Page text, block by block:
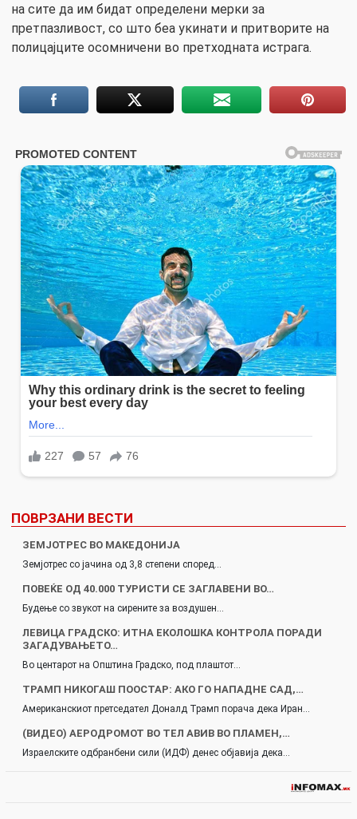
на сите да им бидат определени мерки за
претпазливост, со што беа укинати и притворите на
полицајците осомничени во претходната истрага.
ПОВРЗАНИ ВЕСТИ
ЗЕМЈОТРЕС ВО МАКЕДОНИЈА
Земјотрес со јачина од 3,8 степени според…
ПОВЕЌЕ ОД 40.000 ТУРИСТИ СЕ ЗАГЛАВЕНИ ВО…
Будење со звукот на сирените за воздушен…
ЛЕВИЦА ГРАДСКО: ИТНА ЕКОЛОШКА КОНТРОЛА ПОРАДИ
ЗАГАДУВАЊЕТО…
Во центарот на Општина Градско, под плаштот…
ТРАМП НИКОГАШ ПООСТАР: АКО ГО НАПАДНЕ САД,…
Американскиот претседател Доналд Трамп порача дека Иран…
(ВИДЕО) АЕРОДРОМОТ ВО ТЕЛ АВИВ ВО ПЛАМЕН,…
Израелските одбранбени сили (ИДФ) денес објавија дека…